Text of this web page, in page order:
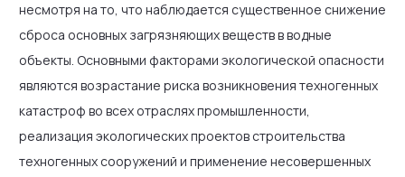
несмотря на то, что наблюдается существенное снижение
сброса основных загрязняющих веществ в водные
объекты. Основными факторами экологической опасности
являются возрастание риска возникновения техногенных
катастроф во всех отраслях промышленности,
реализация экологических проектов строительства
техногенных сооружений и применение несовершенных